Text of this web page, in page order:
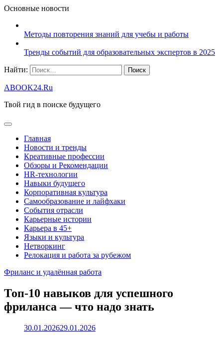
Основные новости
Методы повторения знаний для учебы и работы
Тренды событий для образовательных экспертов в 2025
Найти:
ABOOK24.Ru
Твой гид в поиске будущего
Главная
Новости и тренды
Креативные профессии
Обзоры и Рекомендации
HR‑технологии
Навыки будущего
Корпоративная культура
Самообразование и лайфхаки
События отрасли
Карьерные истории
Карьера в 45+
Языки и культура
Нетворкинг
Релокация и работа за рубежом
Фриланс и удалённая работа
Топ-10 навыков для успешного
фриланса — что надо знать
30.01.202629.01.2026